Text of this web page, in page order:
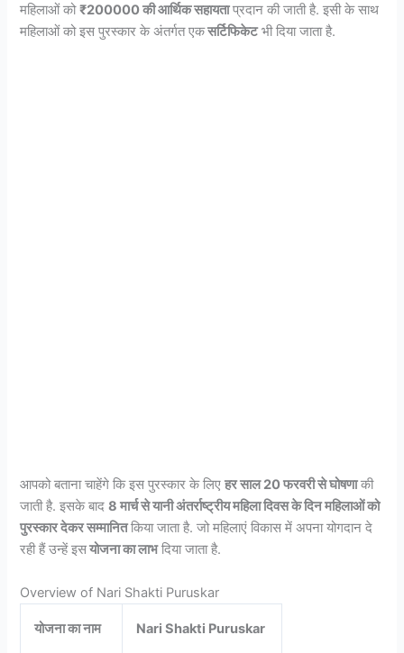
महिलाओं को₹200000 की आर्थिक सहायताप्रदान की जाती है. इसी के साथ
महिलाओं को इस पुरस्कार के अंतर्गत एकसर्टिफिकेटभी दिया जाता है.
आपको बताना चाहेंगे कि इस पुरस्कार के लिएहर साल 20 फरवरी से घोषणाकी
जाती है. इसके बाद8 मार्च से यानी अंतर्राष्ट्रीय महिला दिवस के दिन महिलाओं को
पुरस्कार देकर सम्मानितकिया जाता है. जो महिलाएं विकास में अपना योगदान दे
रही हैं उन्हें इसयोजना का लाभदिया जाता है.
Overview of Nari Shakti Puruskar
योजना का नाम Nari Shakti Puruskar